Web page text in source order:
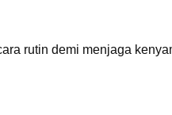
rutin demi menjaga